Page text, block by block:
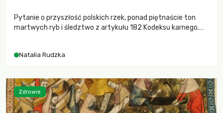
Pytanie o przyszłość polskich rzek, ponad piętnaście ton
martwych ryb i śledztwo z artykułu 182 Kodeksu karnego.
zdarzeń prowadzących do biologicznej śmierci rzeki.
Natalia Rudzka
Zdrowie